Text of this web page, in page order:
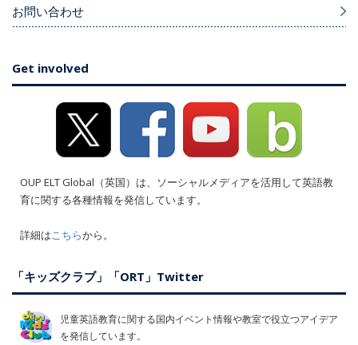
お問い合わせ
Get involved
OUP ELT Global（英国）は、ソーシャルメディアを活用して英語教
育に関する各種情報を発信しています。
詳細はこちらから。
「キッズクラブ」「ORT」Twitter
児童英語教育に関する国内イベント情報や教室で役立つアイデア
を発信しています。